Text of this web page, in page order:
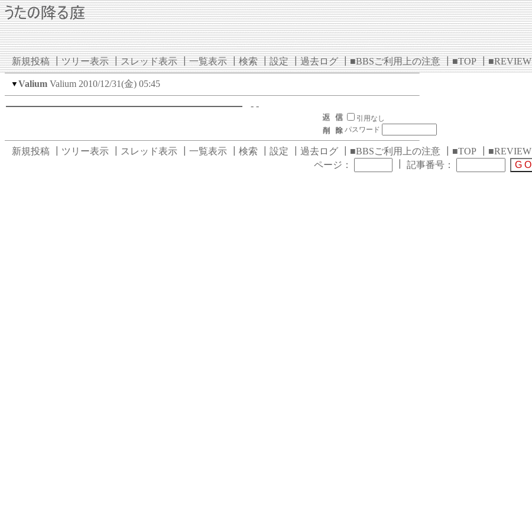
新規投稿┃ツリー表示┃スレッド表示┃一覧表示┃検索┃設定┃過去ログ┃■BBSご利用上の注意┃■TOP┃■REVIEW
▼ Valium Valium 2010/12/31(金) 05:45
- -
引用なし
パスワード
新規投稿 ツリー表示 スレッド表示 一覧表示 検索 設定 過去ログ ■BBSご利用上の注意 ■TOP ■REVIEW
ページ： 記事番号：